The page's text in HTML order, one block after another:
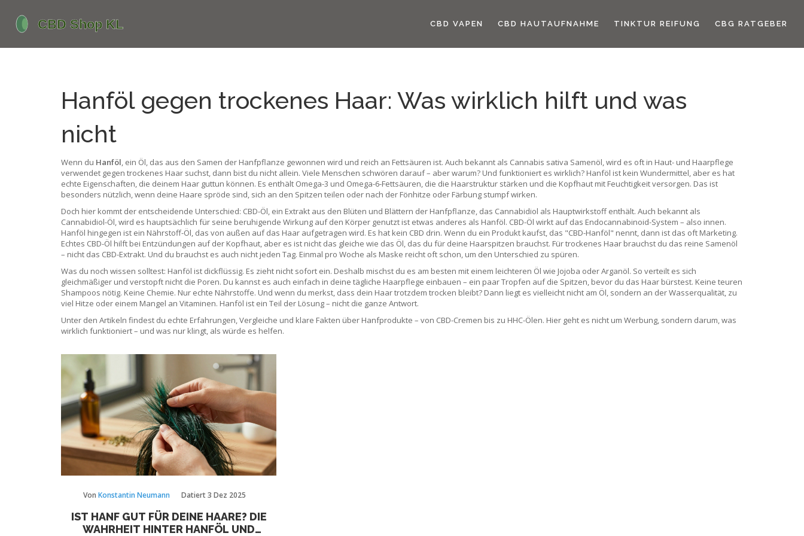
CBD VAPEN CBD HAUTAUFNAHME TINKTUR REIFUNG CBG RATGEBER
Hanföl gegen trockenes Haar: Was wirklich hilft und was
nicht
Wenn du Hanföl, ein Öl, das aus den Samen der Hanfpflanze gewonnen wird und reich an Fettsäuren ist. Auch bekannt als Cannabis sativa Samenöl, wird es oft in Haut- und Haarpflege
verwendet gegen trockenes Haar suchst, dann bist du nicht allein. Viele Menschen schwören darauf – aber warum? Und funktioniert es wirklich? Hanföl ist kein Wundermittel, aber es hat
echte Eigenschaften, die deinem Haar guttun können. Es enthält Omega-3 und Omega-6-Fettsäuren, die die Haarstruktur stärken und die Kopfhaut mit Feuchtigkeit versorgen. Das ist
besonders nützlich, wenn deine Haare spröde sind, sich an den Spitzen teilen oder nach der Fönhitze oder Färbung stumpf wirken.
Doch hier kommt der entscheidende Unterschied: CBD-Öl, ein Extrakt aus den Blüten und Blättern der Hanfpflanze, das Cannabidiol als Hauptwirkstoff enthält. Auch bekannt als
Cannabidiol-Öl, wird es hauptsächlich für seine beruhigende Wirkung auf den Körper genutzt ist etwas anderes als Hanföl. CBD-Öl wirkt auf das Endocannabinoid-System – also innen.
Hanföl hingegen ist ein Nährstoff-Öl, das von außen auf das Haar aufgetragen wird. Es hat kein CBD drin. Wenn du ein Produkt kaufst, das "CBD-Hanföl" nennt, dann ist das oft Marketing.
Echtes CBD-Öl hilft bei Entzündungen auf der Kopfhaut, aber es ist nicht das gleiche wie das Öl, das du für deine Haarspitzen brauchst. Für trockenes Haar brauchst du das reine Samenöl
– nicht das CBD-Extrakt. Und du brauchst es auch nicht jeden Tag. Einmal pro Woche als Maske reicht oft schon, um den Unterschied zu spüren.
Was du noch wissen solltest: Hanföl ist dickflüssig. Es zieht nicht sofort ein. Deshalb mischst du es am besten mit einem leichteren Öl wie Jojoba oder Arganöl. So verteilt es sich
gleichmäßiger und verstopft nicht die Poren. Du kannst es auch einfach in deine tägliche Haarpflege einbauen – ein paar Tropfen auf die Spitzen, bevor du das Haar bürstest. Keine teuren
Shampoos nötig. Keine Chemie. Nur echte Nährstoffe. Und wenn du merkst, dass dein Haar trotzdem trocken bleibt? Dann liegt es vielleicht nicht am Öl, sondern an der Wasserqualität, zu
viel Hitze oder einem Mangel an Vitaminen. Hanföl ist ein Teil der Lösung – nicht die ganze Antwort.
Unter den Artikeln findest du echte Erfahrungen, Vergleiche und klare Fakten über Hanfprodukte – von CBD-Cremen bis zu HHC-Ölen. Hier geht es nicht um Werbung, sondern darum, was
wirklich funktioniert – und was nur klingt, als würde es helfen.
Von Konstantin Neumann Datiert3 Dez 2025
IST HANF GUT FÜR DEINE HAARE? DIE
WAHRHEIT HINTER HANFÖL UND